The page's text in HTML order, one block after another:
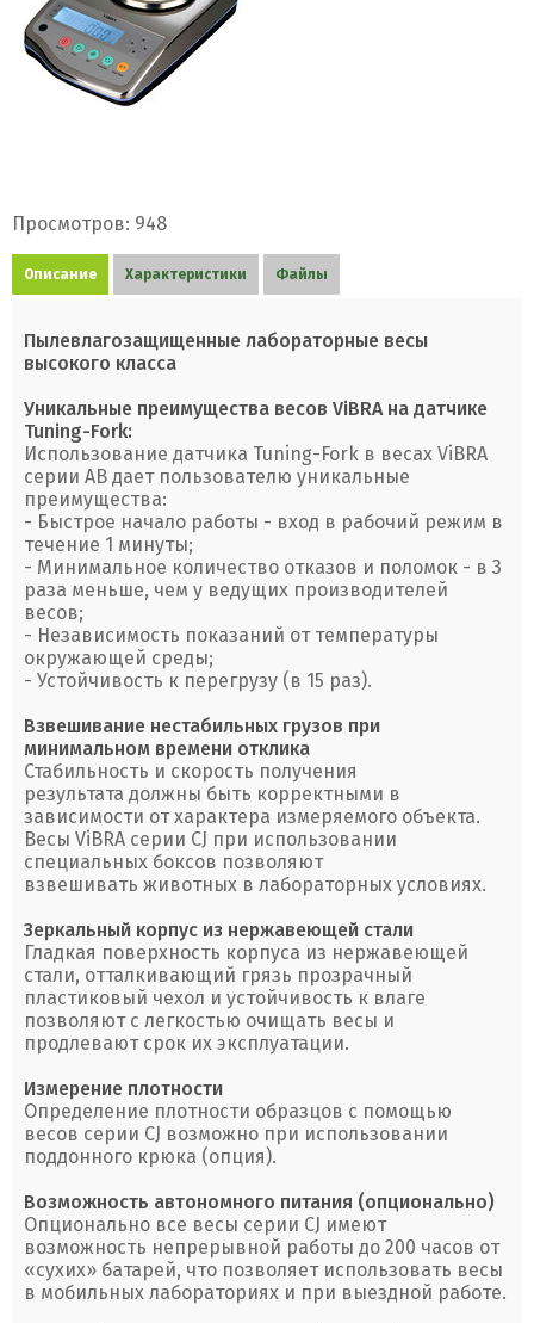
Просмотров: 948
Описание Характеристики Файлы
Пылевлагозащищенные лабораторные весы
высокого класса
Уникальные преимущества весов ViBRA на датчике
Tuning-Fork:
Использование датчика Tuning-Fork в весах ViBRA
серии AB дает пользователю уникальные
преимущества:
- Быстрое начало работы - вход в рабочий режим в
течение 1 минуты;
- Минимальное количество отказов и поломок - в 3
раза меньше, чем у ведущих производителей
весов;
- Независимость показаний от температуры
окружающей среды;
- Устойчивость к перегрузу (в 15 раз).
Взвешивание нестабильных грузов при
минимальном времени отклика
Стабильность и скорость получения
результата должны быть корректными в
зависимости от характера измеряемого объекта.
Весы ViBRA серии CJ при использовании
специальных боксов позволяют
взвешивать животных в лабораторных условиях.
Зеркальный корпус из нержавеющей стали
Гладкая поверхность корпуса из нержавеющей
стали, отталкивающий грязь прозрачный
пластиковый чехол и устойчивость к влаге
позволяют с легкостью очищать весы и
продлевают срок их эксплуатации.
Измерение плотности
Определение плотности образцов с помощью
весов серии CJ возможно при использовании
поддонного крюка (опция).
Возможность автономного питания (опционально)
Опционально все весы серии CJ имеют
возможность непрерывной работы до 200 часов от
«сухих» батарей, что позволяет использовать весы
в мобильных лабораториях и при выездной работе.